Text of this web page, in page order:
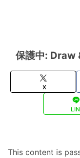
保護中: Draw
X
This content is